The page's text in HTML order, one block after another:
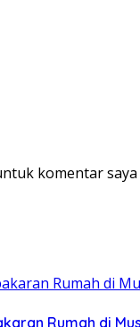
komentar
Rumah di